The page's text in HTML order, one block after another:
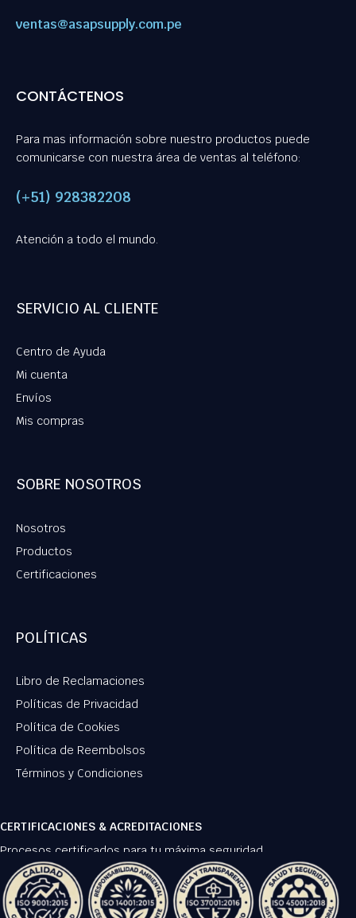
ventas@asapsupply.com.pe
CONTÁCTENOS
Para mas información sobre nuestro productos puede
comunicarse con nuestra área de ventas al teléfono:
(+51) 928382208
Atención a todo el mundo.
SERVICIO AL CLIENTE
Centro de Ayuda
Mi cuenta
Envíos
Mis compras
SOBRE NOSOTROS
Nosotros
Productos
Certificaciones
POLÍTICAS
Libro de Reclamaciones
Políticas de Privacidad
Política de Cookies
Política de Reembolsos
Términos y Condiciones
CERTIFICACIONES & ACREDITACIONES
Procesos certificados para tu máxima seguridad.